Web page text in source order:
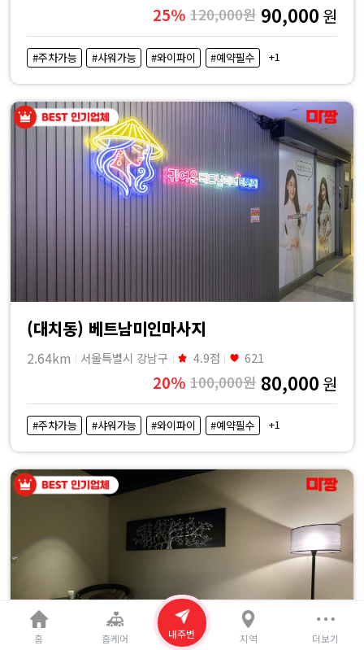
25% 120,000원 90,000 원
#주차가능 #샤워가능 #와이파이 #예약필수 +1
(대치동) 베트남미인마사지
2.64km 서울특별시 강남구 4.9점 621
20% 100,000원 80,000 원
#주차가능 #샤워가능 #와이파이 #예약필수 +1
홈 홈케어 내주변 지역 더보기